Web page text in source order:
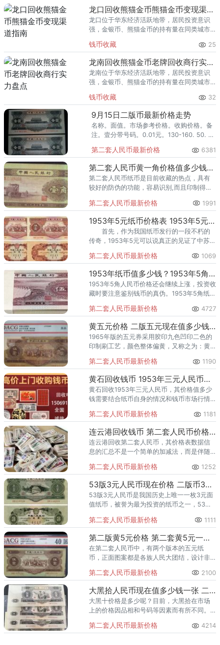
回收渠道里，能精准识别版别溢
龙口回收熊猫金币熊猫金币变现渠道指南
龙口位于华东经济活跃地带，居民投资意识
强，金银币、熊猫金币的持有量在同类城市
熊猫金币的需求就明显升温，但鱼龙混杂的
回收渠道里，能精准识别版别溢
钱币收藏 25
龙南回收熊猫金币老牌回收商行实力盘点
龙南位于华东经济活跃地带，居民投资意识
强，金银币、熊猫金币的持有量在同类城市
熊猫金币的需求就明显升温，但鱼龙混杂的
回收渠道里，能精准识别版别溢
钱币收藏 32
9月15日二版币最新价格走势
名称。面值。市场参考价格。收购价格。备
注。壹分带号码。0.01元。130-160. 50. 全
80. 全品整捆。伍分带号码。0.05元。500-
1500. 500-1000. 8品-全品。黄壹角。0.1
元。600-800. 300-500. 全品整刀。贰角火
车头。0.2元。1650. 1000-1600. 全品整
刀。伍角浅版水库。0.5元。280. 80-200
第二套人民币最新价格 6381
第二套人民币黄一角价格值多少钱？值得入手收藏吗？
第二套人民币纸币是目前收藏的热点，具有
较好的防伪的功能，容易识别,而且印制得很
第二套人民币最新价格 1991
1953年5元纸币价格表 1953年5元纸币市场价值分析
首先，作为我国纸币发行的一段不朽的
传奇，1953年5元可以说真正的见证了中苏关
第二套人民币最新价格 1069
1953年纸币值多少钱？1953年5角纸币价格分析
1953年5角人民币价格还会继续上涨，投资收
藏时要注意鉴别钱币的真伪。1953年5角纸币
其收藏意义更是非凡无比。
第二套人民币最新价格 4727
黄五元价格 二版五元现在值多少钱一张
1965年版的五元券采用胶印九色凹印二色的
印制刷工艺，颜色整体偏黄，又称之为：黄
元票券因印刷的钞纸不同可细分为星水印版
与海鸥水印版。
第二套人民币最新价格 1190
黄石回收钱币 1953年三元人民币值多少钱价格
黄石回收1953年三元人民币，其价格值多少
钱需要结合纸币自身的情况和钱币市场行情
藏品可快速变现，黄石哪里回收古钱币呢？
第二套人民币最新价格 1181
连云港回收钱币 第二套人民币价格表数据信息
连云港回收第二套人民币，其价格表数据信
息的汇总不是一个简单的加减法，而是伴随
连云港市纸币交易市场 连云港在华联后
面的旧货市场。
第二套人民币最新价格 1252
53版3元人民币现在价格 二版币3元最新价格
53版3元人民币是我国历史上唯一一枚3元面
值纸币，被誉为最为投资的纸币之一，53年3
印刷的，只出现了一次，所以对于这枚纸
币，很多人是只问传
第二套人民币最新价格 1111
第二版黄5元价格 第二套黄5元一张多钱
在第二套人民币中，有两个版本的五元纸
币，正面图案都是各族人民大团结，设计非
为红五元和黄五元。第二套人民币黄五元，
作为我国货币历史中的一段重要记
第二套人民币最新价格 2100
大黑拾人民币现在值多少钱一张 二版币10元最新价格
大黑十价格是多少呢？目前，大黑拾在市场
上的价格因品相和号码等因素而有所不同。
元左右。具体根据品相，号码，尺寸、票面
第二套人民币最新价格 4214